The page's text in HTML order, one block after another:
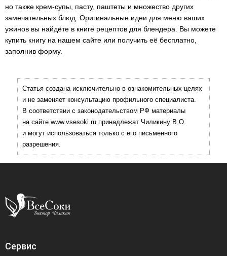
но также крем-супы, пасту, паштеты и множество других
замечательных блюд. Оригинальные идеи для меню ваших
ужинов вы найдёте в книге рецептов для блендера. Вы можете
купить книгу на нашем сайте или получить её бесплатно,
заполнив форму.
Статья создана исключительно в ознакомительных целях
и не заменяет консультацию профильного специалиста.
В соответствии с законодательством РФ материалы
на сайте www.vsesoki.ru принадлежат Чиликину В.О.
и могут использоваться только с его письменного
разрешения.
Сервис